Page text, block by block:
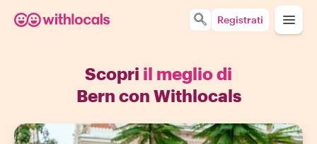
Registrati
Scopri il meglio di
Bern con Withlocals